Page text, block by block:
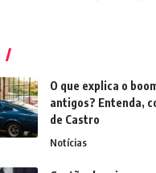
O que explica o
antigos? Entenda,
de Castro
Notícias